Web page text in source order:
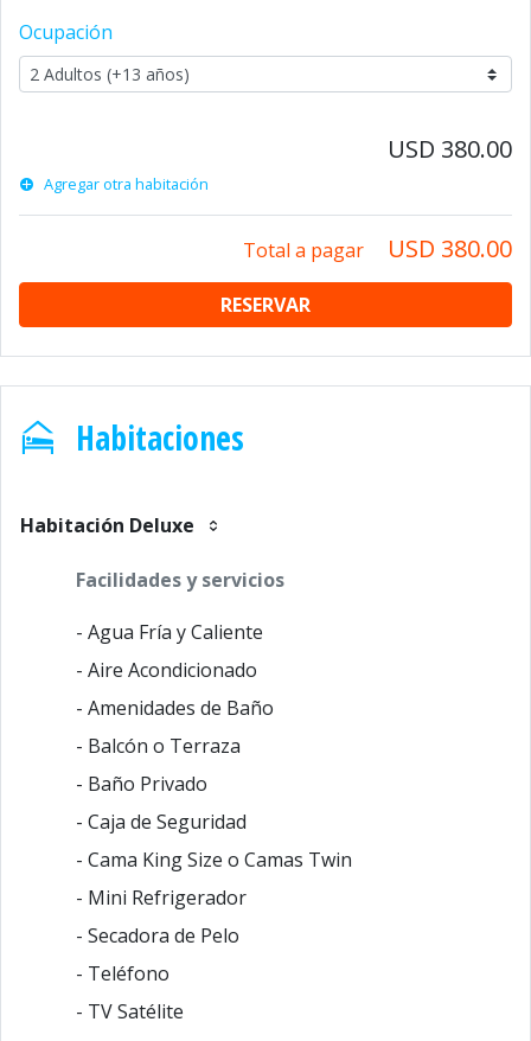
Ocupación
USD 380.00
Agregar otra habitación
Total a pagar USD 380.00
RESERVAR
Habitaciones
Habitación Deluxe
Facilidades y servicios
- Agua Fría y Caliente
- Aire Acondicionado
- Amenidades de Baño
- Balcón o Terraza
- Baño Privado
- Caja de Seguridad
- Cama King Size o Camas Twin
- Mini Refrigerador
- Secadora de Pelo
- Teléfono
- TV Satélite